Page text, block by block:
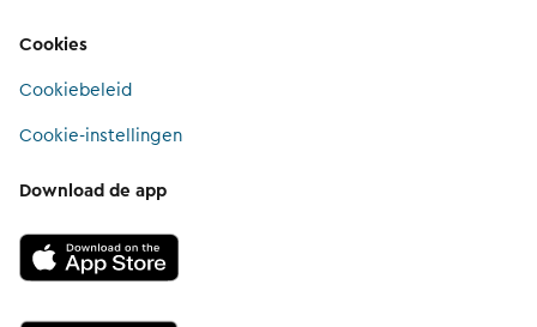
Cookies
Cookiebeleid
Cookie-instellingen
Download de app